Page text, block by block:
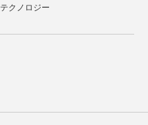
テクノロジー